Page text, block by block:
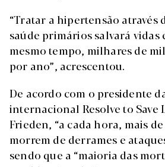
“Tratar a hipertensão através
saúde primários salvará vidas
mesmo tempo, milhares de
por ano”, acrescentou.
De acordo com o presidente
internacional Resolve to Save
Frieden, “a cada hora, mais
morrem de derrames e
sendo que a “maioria das